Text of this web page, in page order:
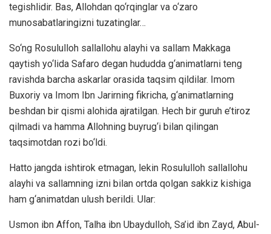
tegishlidir. Bas, Allohdan qo‘rqinglar va o‘zaro
munosabatlaringizni tuzatinglar…
So‘ng Rosululloh sallallohu alayhi va sallam Makkaga
qaytish yo‘lida Safaro degan hududda g‘animatlarni teng
ravishda barcha askarlar orasida taqsim qildilar. Imom
Buxoriy va Imom Ibn Jarirning fikricha, g‘animatlarning
beshdan bir qismi alohida ajratilgan. Hech bir guruh e’tiroz
qilmadi va hamma Allohning buyrug‘i bilan qilingan
taqsimotdan rozi bo‘ldi.
Hatto jangda ishtirok etmagan, lekin Rosululloh sallallohu
alayhi va sallamning izni bilan ortda qolgan sakkiz kishiga
ham g‘animatdan ulush berildi. Ular:
Usmon ibn Affon, Talha ibn Ubaydulloh, Sa’id ibn Zayd, Abul-